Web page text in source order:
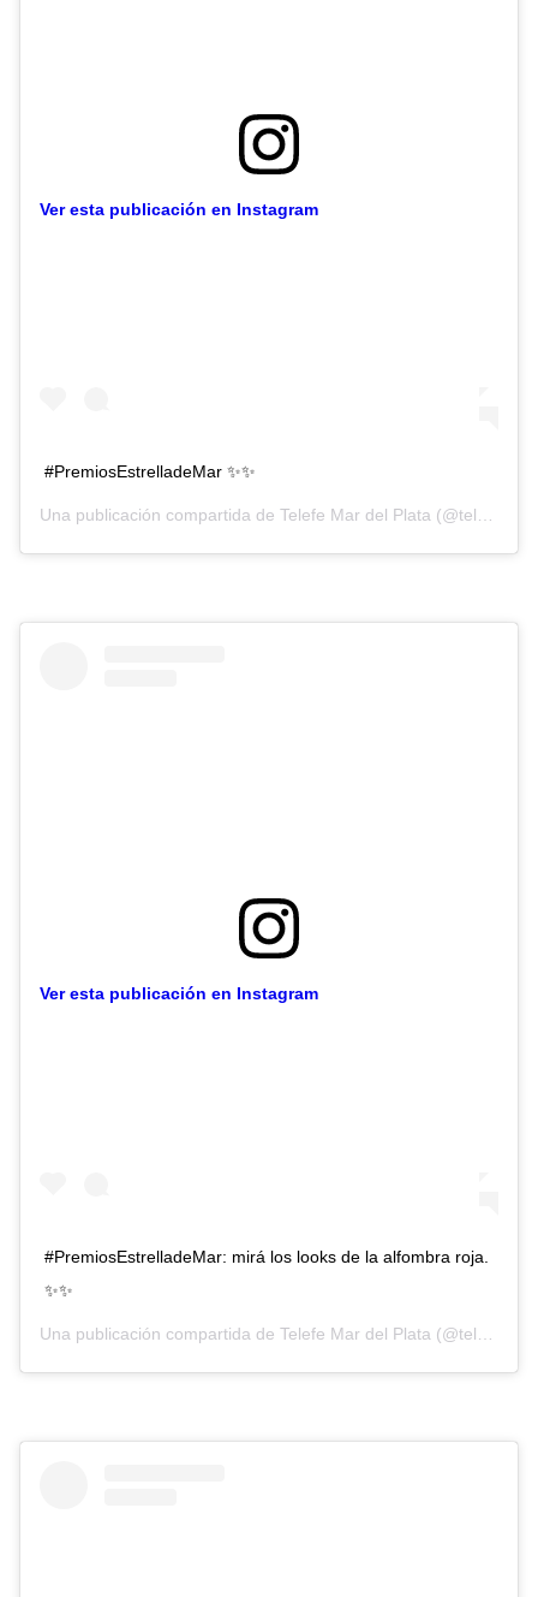
Ver esta publicación en Instagram
#PremiosEstrelladeMar ✨✨
Una publicación compartida de Telefe Mar del Plata (@telefemardelplata) el
Ver esta publicación en Instagram
#PremiosEstrelladeMar: mirá los looks de la alfombra roja.
✨✨
Una publicación compartida de Telefe Mar del Plata (@telefemardelplata) el